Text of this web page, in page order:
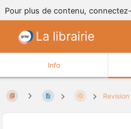
Pour plus de contenu,
La librairie
Info